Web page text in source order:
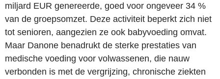
miljard EUR genereerde, goed voor ongeveer 34 %
van de groepsomzet. Deze activiteit beperkt zich niet
tot senioren, aangezien ze ook babyvoeding omvat.
Maar Danone benadrukt de sterke prestaties van
medische voeding voor volwassenen, die nauw
verbonden is met de vergrijzing, chronische ziekten